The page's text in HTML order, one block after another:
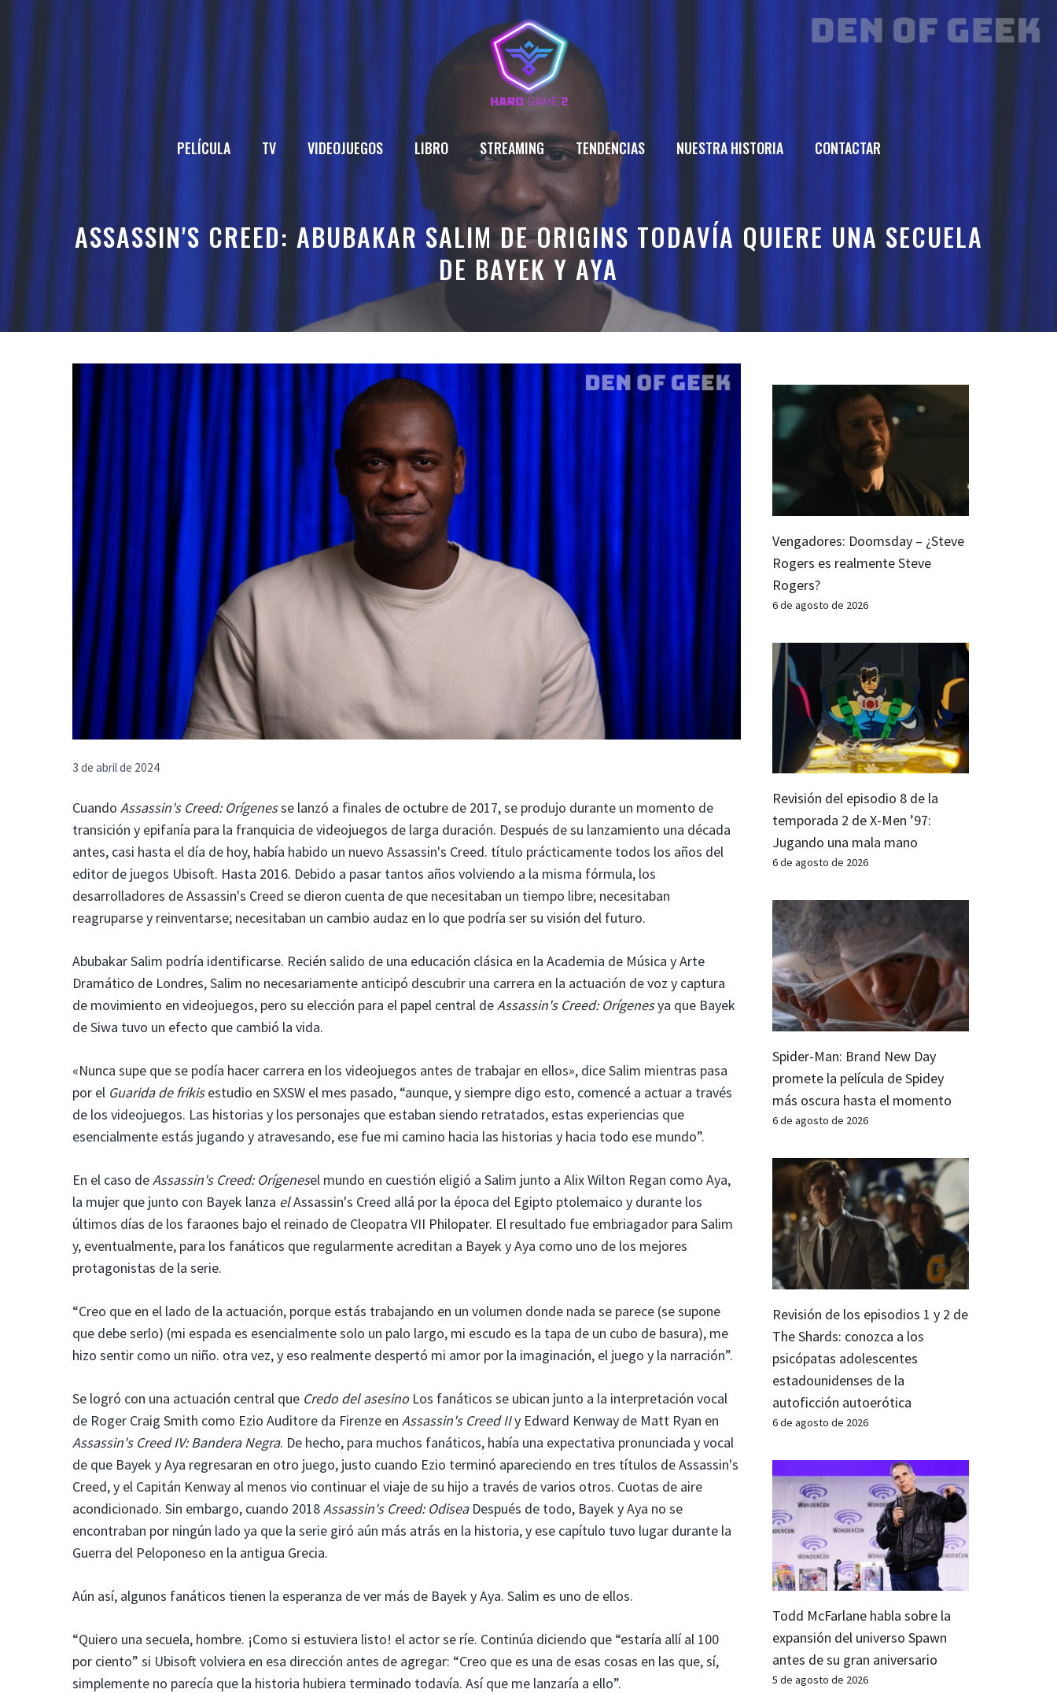
PELÍCULA TV VIDEOJUEGOS LIBRO STREAMING TENDENCIAS NUESTRA HISTORIA CONTACTAR
ASSASSIN'S CREED: ABUBAKAR SALIM DE ORIGINS TODAVÍA QUIERE UNA SECUELA
DE BAYEK Y AYA
3 de abril de 2024
Cuando Assassin's Creed: Orígenesse lanzó a finales de octubre de 2017, se produjo durante un momento de
transición y epifanía para la franquicia de videojuegos de larga duración. Después de su lanzamiento una década
antes, casi hasta el día de hoy, había habido un nuevo Assassin's Creed. título prácticamente todos los años del
editor de juegos Ubisoft. Hasta 2016. Debido a pasar tantos años volviendo a la misma fórmula, los
desarrolladores de Assassin's Creed se dieron cuenta de que necesitaban un tiempo libre; necesitaban
reagruparse y reinventarse; necesitaban un cambio audaz en lo que podría ser su visión del futuro.
Abubakar Salim podría identificarse. Recién salido de una educación clásica en la Academia de Música y Arte
Dramático de Londres, Salim no necesariamente anticipó descubrir una carrera en la actuación de voz y captura
de movimiento en videojuegos, pero su elección para el papel central deAssassin's Creed: Orígenesya que Bayek
de Siwa tuvo un efecto que cambió la vida.
«Nunca supe que se podía hacer carrera en los videojuegos antes de trabajar en ellos», dice Salim mientras pasa
por el Guarida de frikisestudio en SXSW el mes pasado, “aunque, y siempre digo esto, comencé a actuar a través
de los videojuegos. Las historias y los personajes que estaban siendo retratados, estas experiencias que
esencialmente estás jugando y atravesando, ese fue mi camino hacia las historias y hacia todo ese mundo”.
En el caso deAssassin's Creed: Orígenesel mundo en cuestión eligió a Salim junto a Alix Wilton Regan como Aya,
la mujer que junto con Bayek lanza elAssassin's Creed allá por la época del Egipto ptolemaico y durante los
últimos días de los faraones bajo el reinado de Cleopatra VII Philopater. El resultado fue embriagador para Salim
y, eventualmente, para los fanáticos que regularmente acreditan a Bayek y Aya como uno de los mejores
protagonistas de la serie.
“Creo que en el lado de la actuación, porque estás trabajando en un volumen donde nada se parece (se supone
que debe serlo) (mi espada es esencialmente solo un palo largo, mi escudo es la tapa de un cubo de basura), me
hizo sentir como un niño. otra vez, y eso realmente despertó mi amor por la imaginación, el juego y la narración”.
Se logró con una actuación central que Credo del asesino Los fanáticos se ubican junto a la interpretación vocal
de Roger Craig Smith como Ezio Auditore da Firenze en Assassin's Creed IIy Edward Kenway de Matt Ryan en
Assassin's Creed IV: Bandera Negra. De hecho, para muchos fanáticos, había una expectativa pronunciada y vocal
de que Bayek y Aya regresaran en otro juego, justo cuando Ezio terminó apareciendo en tres títulos de Assassin's
Creed, y el Capitán Kenway al menos vio continuar el viaje de su hijo a través de varios otros. Cuotas de aire
acondicionado. Sin embargo, cuando 2018Assassin's Creed: Odisea Después de todo, Bayek y Aya no se
encontraban por ningún lado ya que la serie giró aún más atrás en la historia, y ese capítulo tuvo lugar durante la
Guerra del Peloponeso en la antigua Grecia.
Aún así, algunos fanáticos tienen la esperanza de ver más de Bayek y Aya. Salim es uno de ellos.
“Quiero una secuela, hombre. ¡Como si estuviera listo! el actor se ríe. Continúa diciendo que “estaría allí al 100
por ciento” si Ubisoft volviera en esa dirección antes de agregar: “Creo que es una de esas cosas en las que, sí,
simplemente no parecía que la historia hubiera terminado todavía. Así que me lanzaría a ello”.
Vengadores: Doomsday – ¿Steve
Rogers es realmente Steve
Rogers?
6 de agosto de 2026
Revisión del episodio 8 de la
temporada 2 de X-Men ’97:
Jugando una mala mano
6 de agosto de 2026
Spider-Man: Brand New Day
promete la película de Spidey
más oscura hasta el momento
6 de agosto de 2026
Revisión de los episodios 1 y 2 de
The Shards: conozca a los
psicópatas adolescentes
estadounidenses de la
autoficción autoerótica
6 de agosto de 2026
Todd McFarlane habla sobre la
expansión del universo Spawn
antes de su gran aniversario
5 de agosto de 2026